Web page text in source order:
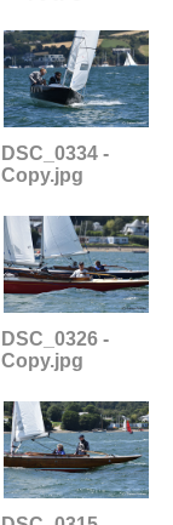
DSC_0334 -
Copy.jpg
DSC_0326 -
Copy.jpg